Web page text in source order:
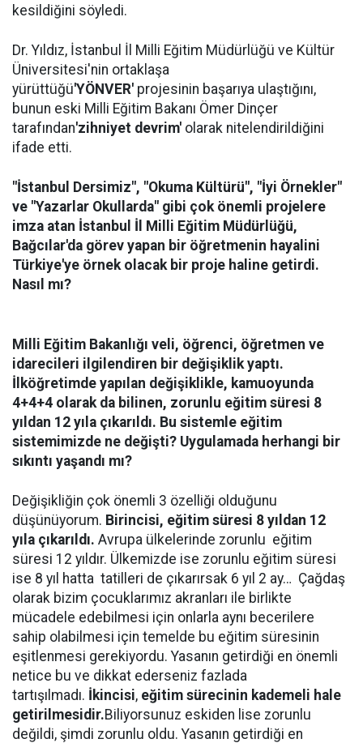
kesildiğini söyledi.
Dr. Yıldız, İstanbul İl Milli Eğitim Müdürlüğü ve Kültür
Üniversitesi'nin ortaklaşa
yürüttüğü'YÖNVER' projesinin başarıya ulaştığını,
bunun eski Milli Eğitim Bakanı Ömer Dinçer
tarafından'zihniyet devrim' olarak nitelendirildiğini
ifade etti.
"İstanbul Dersimiz", "Okuma Kültürü", "İyi Örnekler"
ve "Yazarlar Okullarda" gibi çok önemli projelere
imza atan İstanbul İl Milli Eğitim Müdürlüğü,
Bağcılar'da görev yapan bir öğretmenin hayalini
Türkiye'ye örnek olacak bir proje haline getirdi.
Nasıl mı?
Milli Eğitim Bakanlığı veli, öğrenci, öğretmen ve
idarecileri ilgilendiren bir değişiklik yaptı.
İlköğretimde yapılan değişiklikle, kamuoyunda
4+4+4 olarak da bilinen, zorunlu eğitim süresi 8
yıldan 12 yıla çıkarıldı. Bu sistemle eğitim
sistemimizde ne değişti? Uygulamada herhangi bir
sıkıntı yaşandı mı?
Değişikliğin çok önemli 3 özelliği olduğunu
düşünüyorum. Birincisi, eğitim süresi 8 yıldan 12
yıla çıkarıldı. Avrupa ülkelerinde zorunlu eğitim
süresi 12 yıldır. Ülkemizde ise zorunlu eğitim süresi
ise 8 yıl hatta tatilleri de çıkarırsak 6 yıl 2 ay… Çağdaş
olarak bizim çocuklarımız akranları ile birlikte
mücadele edebilmesi için onlarla aynı becerilere
sahip olabilmesi için temelde bu eğitim süresinin
eşitlenmesi gerekiyordu. Yasanın getirdiği en önemli
netice bu ve dikkat ederseniz fazlada
tartışılmadı. İkincisi, eğitim sürecinin kademeli hale
getirilmesidir.Biliyorsunuz eskiden lise zorunlu
değildi, şimdi zorunlu oldu. Yasanın getirdiği en